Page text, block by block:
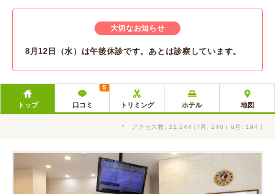
大切なお知らせ
8月12日（水）は午後休診です。あとは診察しています。
トップ 口コミ
5
トリミング ホテル 地図
↑ アクセス数: 21,244 [7月: 246 | 6月: 194 ]